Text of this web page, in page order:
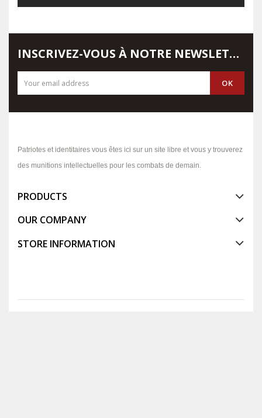
INSCRIVEZ-VOUS À NOTRE NEWSLETTER
Patriotes et identitaires vous êtes ici sur un site libre et vous y trouverez
des munitions intellectuelles pour les combats de demain.
PRODUCTS
OUR COMPANY
STORE INFORMATION